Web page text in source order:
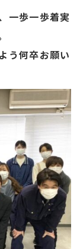
一歩一歩着実
う何卒お願い